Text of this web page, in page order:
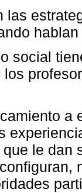
las
social
los
a
le dan